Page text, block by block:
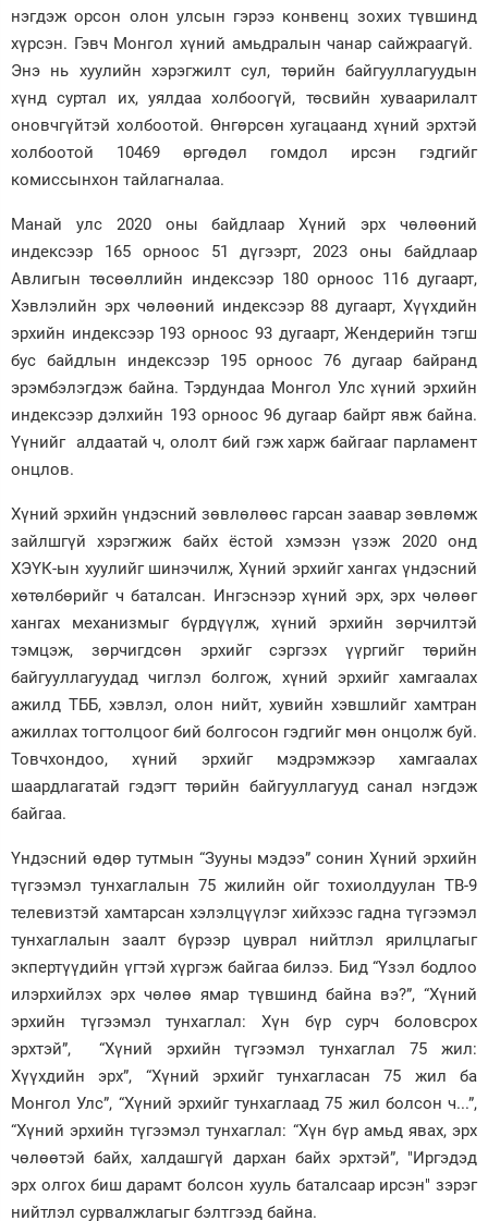
нэгдэж орсон олон улсын гэрээ конвенц зохих түвшинд
хүрсэн. Гэвч Монгол хүний амьдралын чанар сайжраагүй.
Энэ нь хуулийн хэрэгжилт сул, төрийн байгууллагуудын
хүнд суртал их, уялдаа холбоогүй, төсвийн хуваарилалт
оновчгүйтэй холбоотой. Өнгөрсөн хугацаанд хүний эрхтэй
холбоотой 10469 өргөдөл гомдол ирсэн гэдгийг
комиссынхон тайлагналаа.
Манай улс 2020 оны байдлаар Хүний эрх чөлөөний
индексээр 165 орноос 51 дүгээрт, 2023 оны байдлаар
Авлигын төсөөллийн индексээр 180 орноос 116 дугаарт,
Хэвлэлийн эрх чөлөөний индексээр 88 дугаарт, Хүүхдийн
эрхийн индексээр 193 орноос 93 дугаарт, Жендерийн тэгш
бус байдлын индексээр 195 орноос 76 дугаар байранд
эрэмбэлэгдэж байна. Тэрдундаа Монгол Улс хүний эрхийн
индексээр дэлхийн 193 орноос 96 дугаар байрт явж байна.
Үүнийг алдаатай ч, ололт бий гэж харж байгааг парламент
онцлов.
Хүний эрхийн үндэсний зөвлөлөөс гарсан заавар зөвлөмж
зайлшгүй хэрэгжиж байх ёстой хэмээн үзэж 2020 онд
ХЭҮК-ын хуулийг шинэчилж, Хүний эрхийг хангах үндэсний
хөтөлбөрийг ч баталсан. Ингэснээр хүний эрх, эрх чөлөөг
хангах механизмыг бүрдүүлж, хүний эрхийн зөрчилтэй
тэмцэж, зөрчигдсөн эрхийг сэргээх үүргийг төрийн
байгууллагуудад чиглэл болгож, хүний эрхийг хамгаалах
ажилд ТББ, хэвлэл, олон нийт, хувийн хэвшлийг хамтран
ажиллах тогтолцоог бий болгосон гэдгийг мөн онцолж буй.
Товчхондоо, хүний эрхийг мэдрэмжээр хамгаалах
шаардлагатай гэдэгт төрийн байгууллагууд санал нэгдэж
байгаа.
Үндэсний өдөр тутмын “Зууны мэдээ” сонин Хүний эрхийн
түгээмэл тунхаглалын 75 жилийн ойг тохиолдуулан ТВ-9
телевизтэй хамтарсан хэлэлцүүлэг хийхээс гадна түгээмэл
тунхаглалын заалт бүрээр цуврал нийтлэл ярилцлагыг
экпертүүдийн үгтэй хүргэж байгаа билээ. Бид “Үзэл бодлоо
илэрхийлэх эрх чөлөө ямар түвшинд байна вэ?”, “Хүний
эрхийн түгээмэл тунхаглал: Хүн бүр сурч боловсрох
эрхтэй”, “Хүний эрхийн түгээмэл тунхаглал 75 жил:
Хүүхдийн эрх”, “Хүний эрхийг тунхагласан 75 жил ба
Монгол Улс”, “Хүний эрхийг тунхаглаад 75 жил болсон ч...”,
“Хүний эрхийн түгээмэл тунхаглал: “Хүн бүр амьд явах, эрх
чөлөөтэй байх, халдашгүй дархан байх эрхтэй”, "Иргэдэд
эрх олгох биш дарамт болсон хууль баталсаар ирсэн" зэрэг
нийтлэл сурвалжлагыг бэлтгээд байна.